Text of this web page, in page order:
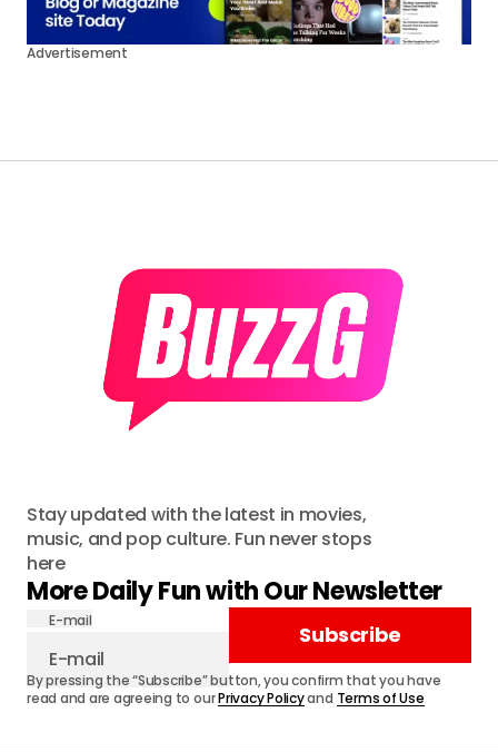
Advertisement
Stay updated with the latest in movies,
music, and pop culture. Fun never stops
here
More Daily Fun with Our Newsletter
E-mail
Subscribe
By pressing the “Subscribe” button, you confirm that you have
read and are agreeing to ourPrivacy Policyand Terms of Use